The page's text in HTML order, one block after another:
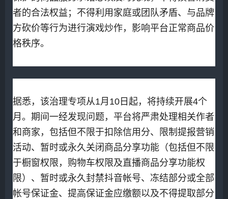
者的合法权益；不得利用家庭或团队矛盾、与品牌
方砍价等行为进行演戏炒作，影响平台正常商品价
格秩序。
据悉，该治理专项从1月10日起，将持续开展4个
月。期间一经发现问题，平台将严肃处理相关作者
和商家，包括但不限于扣除信用分、限制提报营销
活动、暂时或永久关闭商品分享功能（包括但不限
于橱窗权限，购物车权限及直播商品分享功能权
限）、暂时或永久封禁抖音帐号、冻结部分或全部
帐号保证金、提高保证金应缴额以及不得提取部分